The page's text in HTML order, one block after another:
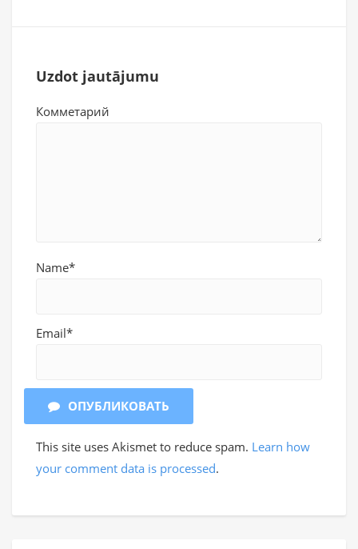
Uzdot jautājumu
Комметарий
Name*
Email*
ОПУБЛИКОВАТЬ
This site uses Akismet to reduce spam. Learn how
your comment data is processed.